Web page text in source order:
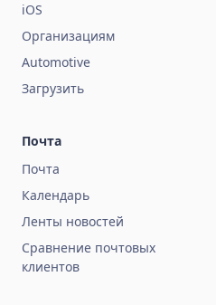
iOS
Организациям
Automotive
Загрузить
Почта
Почта
Календарь
Ленты новостей
Сравнение почтовых
клиентов